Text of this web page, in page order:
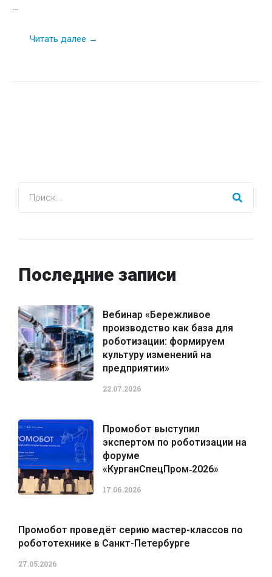
…
Читать далее →
Последние записи
Вебинар «Бережливое
производство как база для
роботизации: формируем
культуру изменений на
предприятии»
22.07.2026
Промобот выступил
экспертом по роботизации на
форуме
«КурганСпецПром‑2026»
17.06.2026
Промобот проведёт серию мастер-классов по
робототехнике в Санкт-Петербурге
27.05.2026